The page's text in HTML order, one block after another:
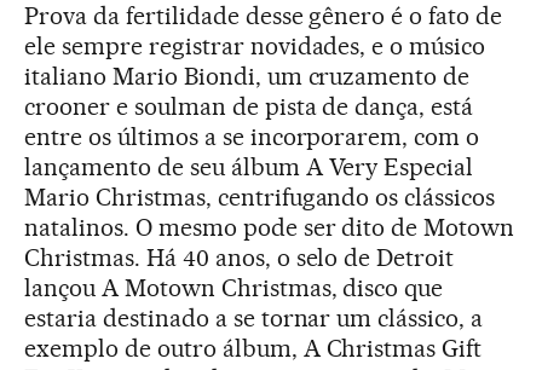
Prova da fertilidade desse gênero é o fato de
ele sempre registrar novidades, e o músico
italiano Mario Biondi, um cruzamento de
crooner e soulman de pista de dança, está
entre os últimos a se incorporarem, com o
lançamento de seu álbum A Very Especial
Mario Christmas, centrifugando os clássicos
natalinos. O mesmo pode ser dito de Motown
Christmas. Há 40 anos, o selo de Detroit
lançou A Motown Christmas, disco que
estaria destinado a se tornar um clássico, a
exemplo de outro álbum, A Christmas Gift